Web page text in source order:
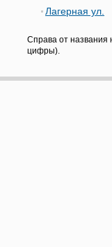
Лагерная ул.
Справа от названия
цифры).